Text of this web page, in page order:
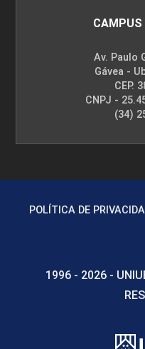
CAMPUS
Av. Paulo
Gávea -
CEP.
CNPJ -
(34)
POLÍTICA DE
1996 - 2026 -